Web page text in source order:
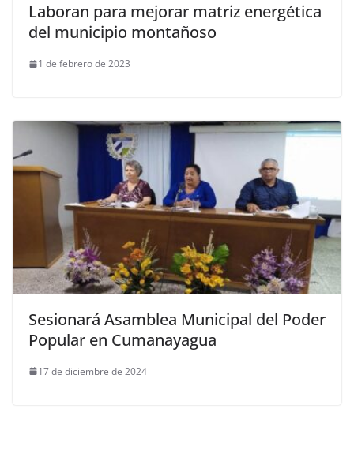
Laboran para mejorar matriz energética
del municipio montañoso
1 de febrero de 2023
Sesionará Asamblea Municipal del Poder
Popular en Cumanayagua
17 de diciembre de 2024